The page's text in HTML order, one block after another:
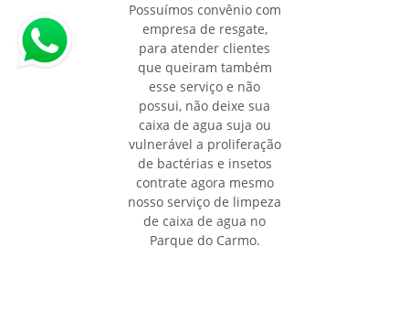
Possuímos convênio com
empresa de resgate,
para atender clientes
que queiram também
esse serviço e não
possui, não deixe sua
caixa de agua suja ou
vulnerável a proliferação
de bactérias e insetos
contrate agora mesmo
nosso serviço de limpeza
de caixa de agua no
Parque do Carmo.